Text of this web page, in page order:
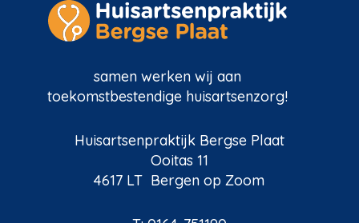
samen werken wij aan
toekomstbestendige huisartsenzorg!
Huisartsenpraktijk Bergse Plaat
Ooitas 11
4617 LT Bergen op Zoom